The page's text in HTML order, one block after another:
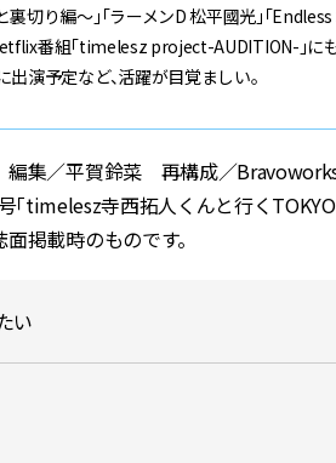
裏切り編〜」「ラーメンD 松平國光」「
番組「timelesz project-AUDITION-」に
出演予定など、活躍が目覚ましい。
集／平賀鈴菜 再構成／
「timelesz寺西拓人くんと行くTOKYO
掲載時のものです。
い